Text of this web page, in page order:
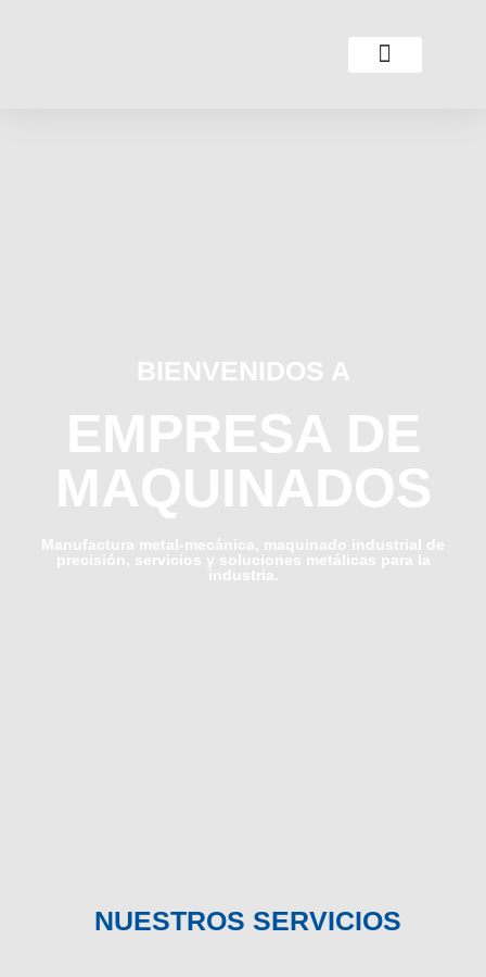
BIENVENIDOS A
EMPRESA DE
MAQUINADOS
Manufactura metal-mecánica, maquinado industrial de
precisión, servicios y soluciones metálicas para la
industria.
NUESTROS SERVICIOS